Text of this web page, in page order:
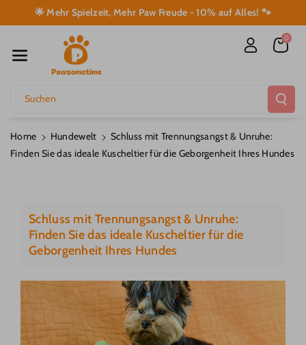
Nhalt
🌟 Mehr Spielzeit, Mehr Paw Freude - 10% auf Alles! 🐾
Suchen
0
Home Hundewelt
Schluss mit Trennungsangst & Unruhe:
Finden Sie das ideale Kuscheltier für die Geborgenheit Ihres Hundes
Schluss mit Trennungsangst & Unruhe:
Finden Sie das ideale Kuscheltier für die
Geborgenheit Ihres Hundes